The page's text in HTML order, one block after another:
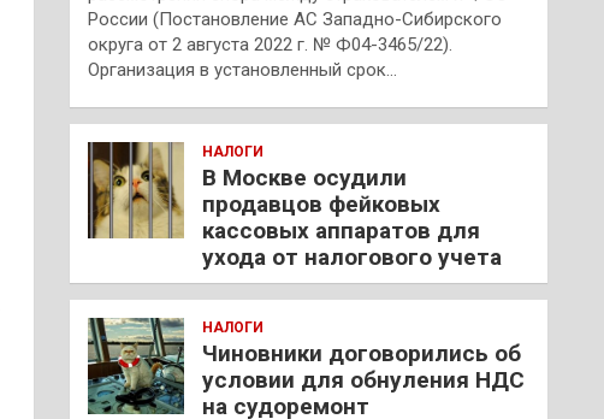
России (Постановление АС Западно-Сибирского
округа от 2 августа 2022 г. № Ф04-3465/22).
Организация в установленный срок…
НАЛОГИ
В Москве осудили
продавцов фейковых
кассовых аппаратов для
ухода от налогового учета
НАЛОГИ
Чиновники договорились об
условии для обнуления НДС
на судоремонт